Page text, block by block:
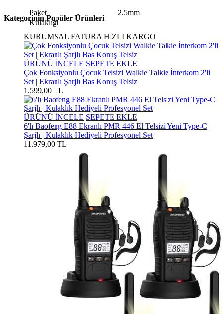
Kategorinin Popüler Ürünleri
KURUMSAL FATURA HIZLI KARGO
ÜRÜNÜ İNCELE SEPETE EKLE
Çok Fonksiyonlu Çocuk Telsizi Walkie Talkie İnterkom 2'li
Set | Ekranlı Şarjlı Bas Konuş Telsiz
1.599,00 TL
ÜRÜNÜ İNCELE SEPETE EKLE
6'lı Baofeng E88 Ekranlı PMR 446 El Telsizi Yeni Type-C
Şarjlı | Kulaklık Hediyeli Profesyonel Set
11.979,00 TL